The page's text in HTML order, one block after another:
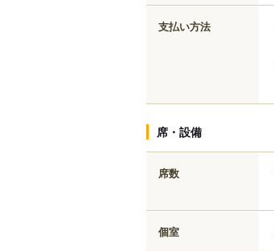
支払い方法
席・設備
席数
個室